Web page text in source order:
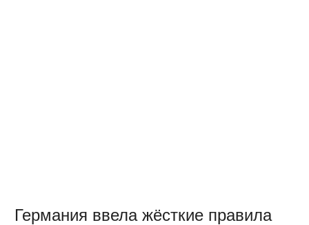
Германия ввела жёсткие правила